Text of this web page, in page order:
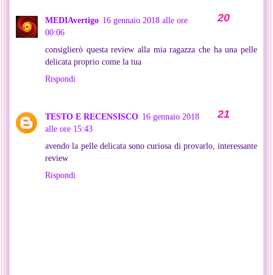
MEDIAvertigo 16 gennaio 2018 alle ore
00:06
consiglierò questa review alla mia ragazza che ha una pelle
delicata proprio come la tua
Rispondi
TESTO E RECENSISCO 16 gennaio 2018
alle ore 15:43
avendo la pelle delicata sono curiosa di provarlo, interessante
review
Rispondi